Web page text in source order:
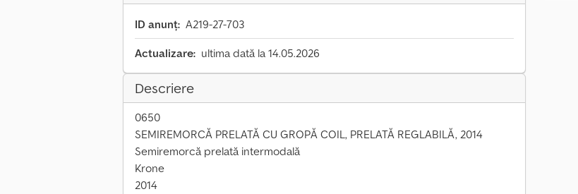
ID anunț: A219-27-703
Actualizare: ultima dată la 14.05.2026
Descriere
0650
SEMIREMORCĂ PRELATĂ CU GROPĂ COIL, PRELATĂ REGLABILĂ, 2014
Semiremorcă prelată intermodală
Krone
2014